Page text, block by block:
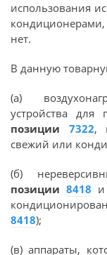
использования
нет.
В данную
(а)
устройства для
позиции 7322,
свежий или
(б)
позиции8418
8418);
(в) аппараты,